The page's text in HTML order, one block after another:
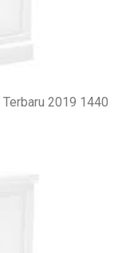
2019 1440